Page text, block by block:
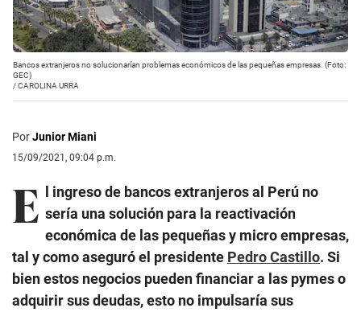
Bancos extranjeros no solucionarían problemas económicos de las pequeñas empresas. (Foto:
GEC)
/CAROLINA URRA
PorJunior Miani
15/09/2021, 09:04 p.m.
E l ingreso de bancos extranjeros al Perú no
sería una solución para la reactivación
económica de las pequeñas y micro empresas,
tal y como aseguró el presidente Pedro Castillo. Si
bien estos negocios pueden financiar a las pymes o
adquirir sus deudas, esto no impulsaría sus